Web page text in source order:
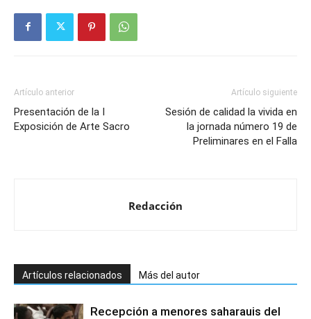
Artículo anterior
Presentación de la I
Exposición de Arte Sacro
Artículo siguiente
Sesión de calidad la vivida en
la jornada número 19 de
Preliminares en el Falla
Redacción
Artículos relacionados Más del autor
Recepción a menores saharauis del